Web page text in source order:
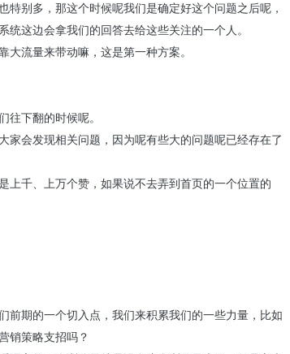
别多，那这个时候呢我们是确定好这个问题之后呢，
这边会拿我们的回答去给这些关注的一个人。
流量来带动嘛，这是第一种方案。
往下翻的时候呢。
家会发现相关问题，因为呢有些大的问题呢已经存在了
上千、上万个赞，如果说不去弄到首页的一个位置的
前期的一个切入点，我们来积累我们的一些力量，比如
销策略支招吗？